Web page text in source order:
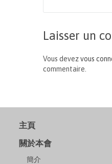
Laisser un
Vous devezvous
commentaire.
主頁
關於本會
簡介